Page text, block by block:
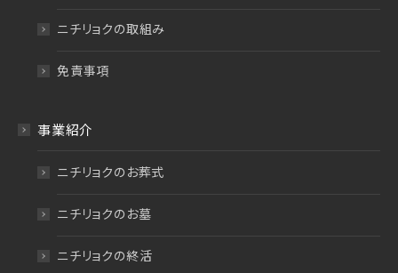
ニチリョクの取組み
免責事項
事業紹介
ニチリョクのお葬式
ニチリョクのお墓
ニチリョクの終活